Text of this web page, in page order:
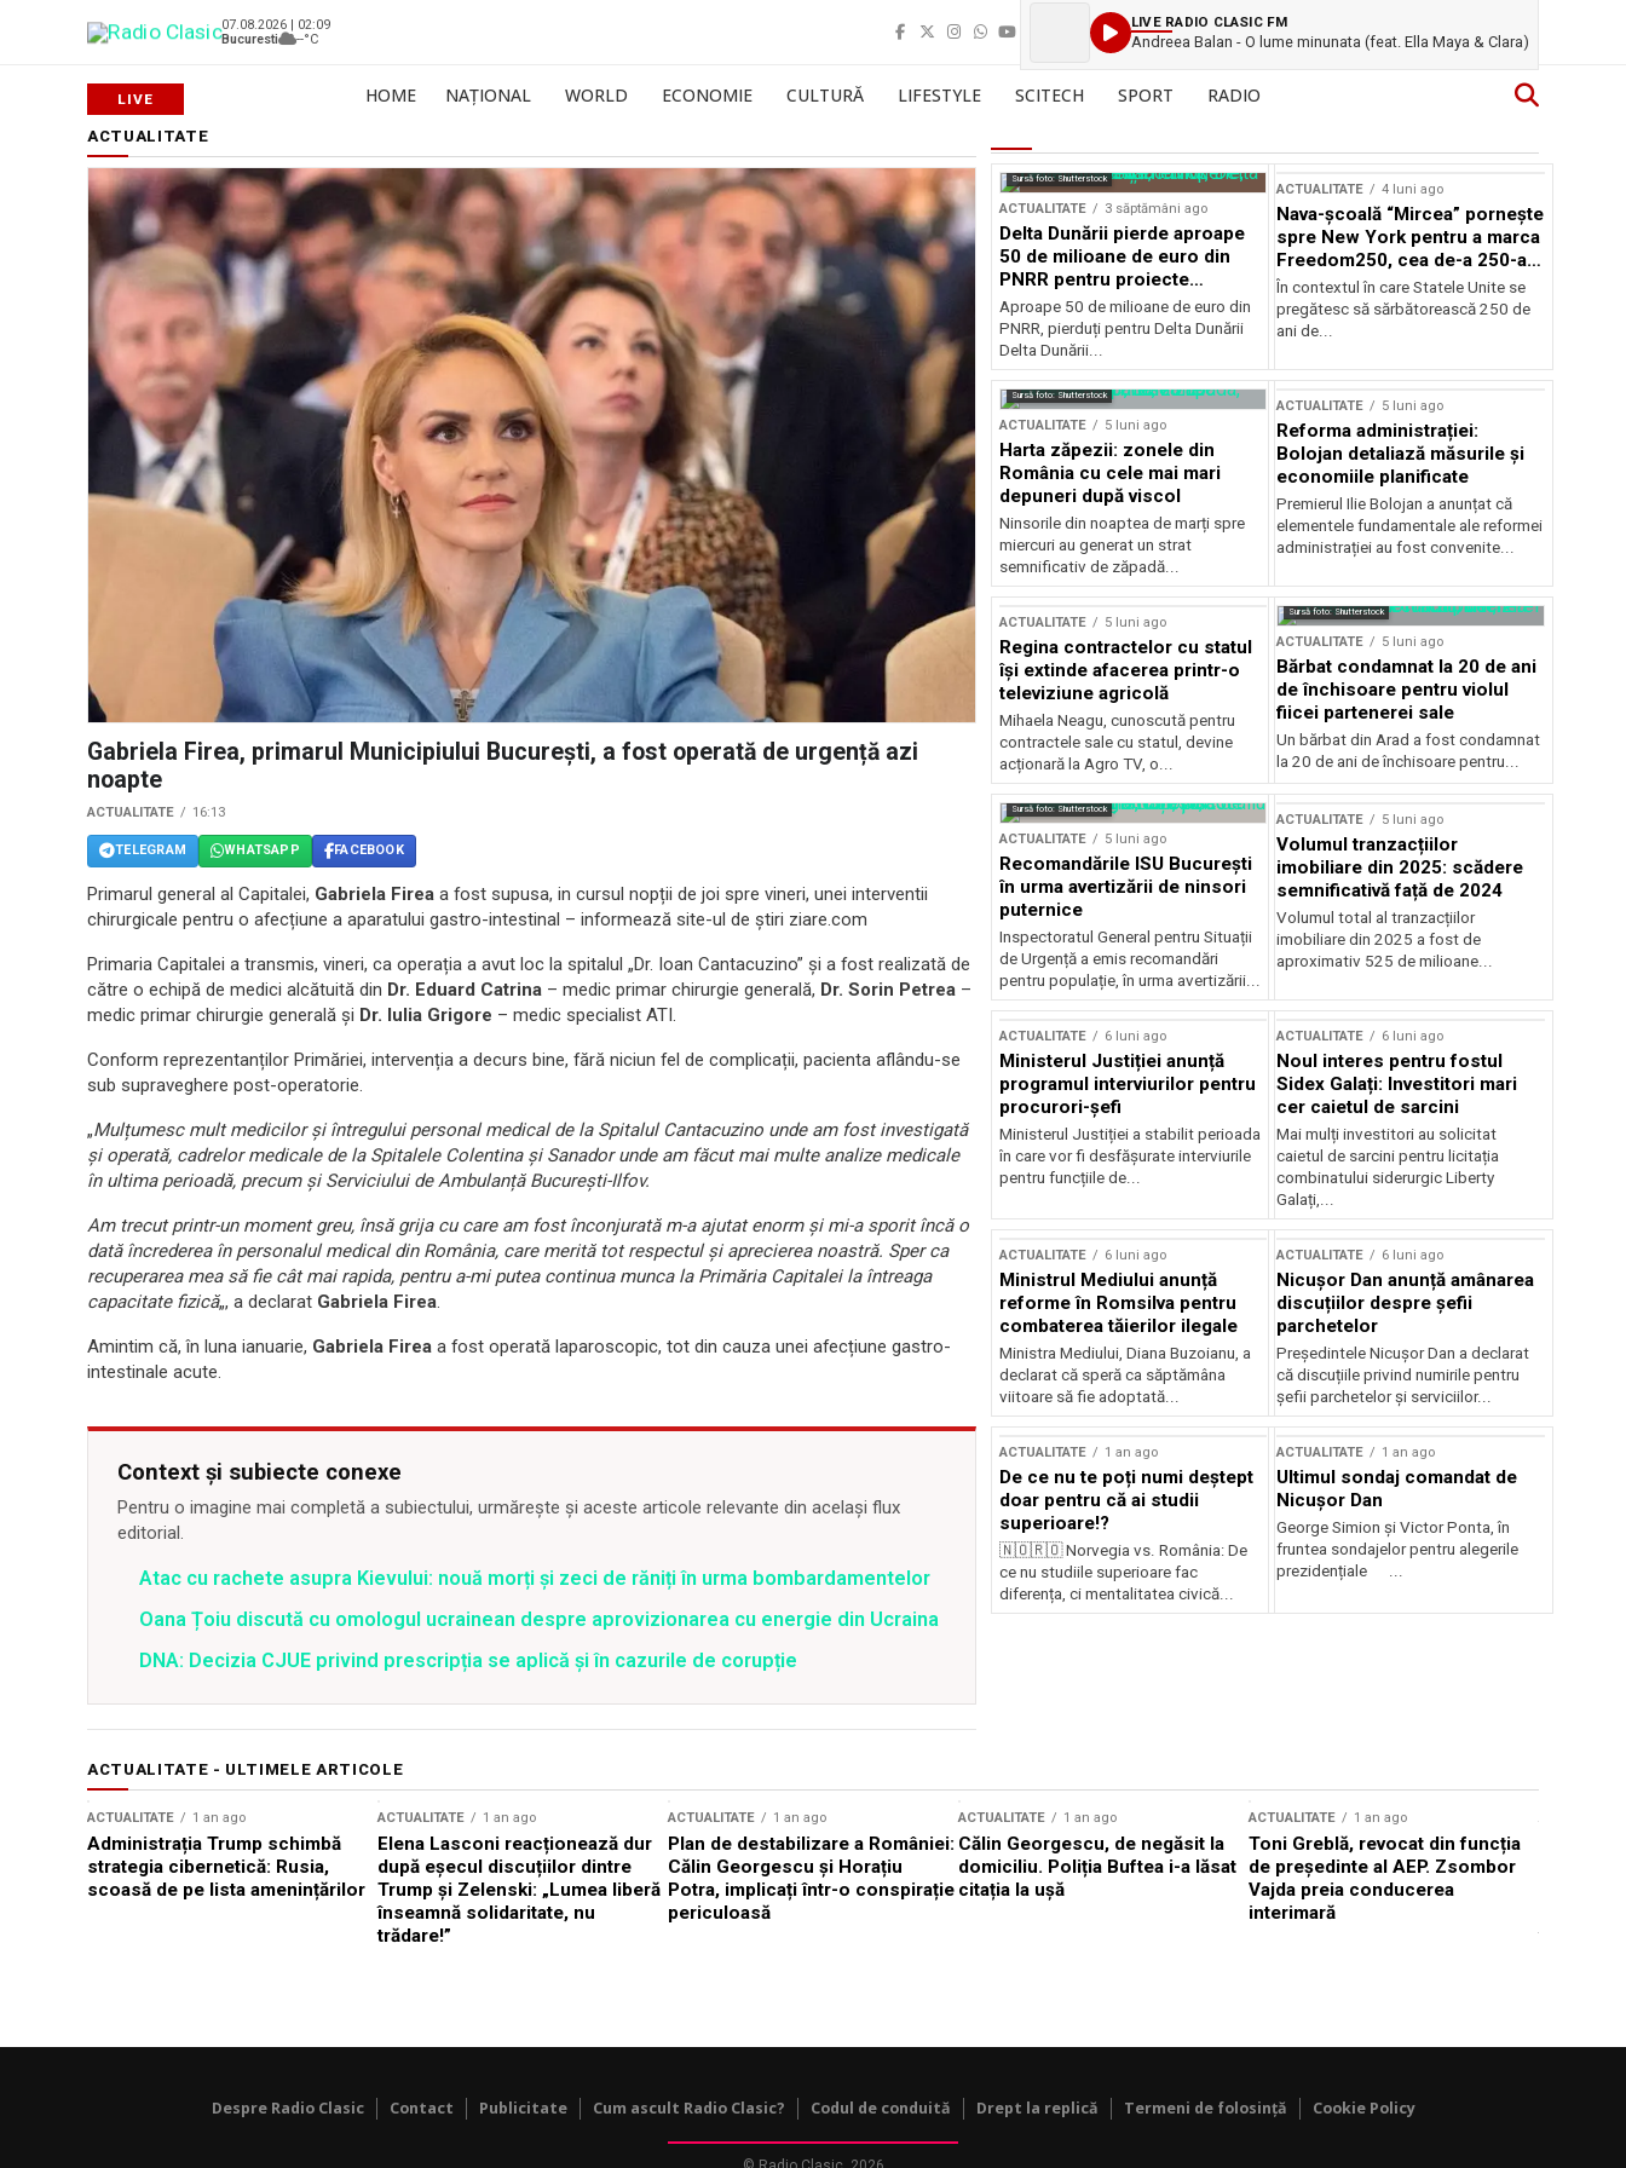
07.08.2026 | 02:09
Bucuresti
--°C
LIVE RADIO CLASIC FM
Andreea Balan - O lume minunata (feat. Ella Maya & Clara)
HOME NAȚIONAL WORLD ECONOMIE CULTURĂ LIFESTYLE SCITECH SPORT RADIO
ACTUALITATE
Gabriela Firea, primarul Municipiului București, a fost operată de urgență azi
noapte
ACTUALITATE 16:13
TELEGRAM WHATSAPP FACEBOOK
Primarul general al Capitalei, Gabriela Firea a fost supusa, in cursul nopții de joi spre vineri, unei interventii
chirurgicale pentru o afecțiune a aparatului gastro-intestinal – informează site-ul de știri ziare.com
Primaria Capitalei a transmis, vineri, ca operația a avut loc la spitalul „Dr. Ioan Cantacuzino” și a fost realizată de
către o echipă de medici alcătuită din Dr. Eduard Catrina – medic primar chirurgie generală, Dr. Sorin Petrea –
medic primar chirurgie generală și Dr. Iulia Grigore – medic specialist ATI.
Conform reprezentanților Primăriei, intervenția a decurs bine, fără niciun fel de complicații, pacienta aflându-se
sub supraveghere post-operatorie.
„Mulțumesc mult medicilor și întregului personal medical de la Spitalul Cantacuzino unde am fost investigată
și operată, cadrelor medicale de la Spitalele Colentina și Sanador unde am făcut mai multe analize medicale
în ultima perioadă, precum și Serviciului de Ambulanță București-Ilfov.
Am trecut printr-un moment greu, însă grija cu care am fost înconjurată m-a ajutat enorm și mi-a sporit încă o
dată încrederea în personalul medical din România, care merită tot respectul și aprecierea noastră. Sper ca
recuperarea mea să fie cât mai rapida, pentru a-mi putea continua munca la Primăria Capitalei la întreaga
capacitate fizică„, a declarat Gabriela Firea.
Amintim că, în luna ianuarie, Gabriela Firea a fost operată laparoscopic, tot din cauza unei afecțiune gastro-
intestinale acute.
Context și subiecte conexe
Pentru o imagine mai completă a subiectului, urmărește și aceste articole relevante din același flux
editorial.
Atac cu rachete asupra Kievului: nouă morți și zeci de răniți în urma bombardamentelor
Oana Țoiu discută cu omologul ucrainean despre aprovizionarea cu energie din Ucraina
DNA: Decizia CJUE privind prescripția se aplică și în cazurile de corupție
Sursă foto: Shutterstock
ACTUALITATE 3 săptămâni ago
Delta Dunării pierde aproape
50 de milioane de euro din
PNRR pentru proiecte
esențiale
Aproape 50 de milioane de euro din
PNRR, pierduți pentru Delta Dunării
Delta Dunării...
ACTUALITATE 4 luni ago
Nava-școală “Mircea” pornește
spre New York pentru a marca
Freedom250, cea de-a 250-a
aniversare a Statelor Unite
În contextul în care Statele Unite se
pregătesc să sărbătorească 250 de
ani de...
Sursă foto: Shutterstock
ACTUALITATE 5 luni ago
Harta zăpezii: zonele din
România cu cele mai mari
depuneri după viscol
Ninsorile din noaptea de marți spre
miercuri au generat un strat
semnificativ de zăpadă...
ACTUALITATE 5 luni ago
Reforma administrației:
Bolojan detaliază măsurile și
economiile planificate
Premierul Ilie Bolojan a anunțat că
elementele fundamentale ale reformei
administrației au fost convenite...
ACTUALITATE 5 luni ago
Regina contractelor cu statul
își extinde afacerea printr-o
televiziune agricolă
Mihaela Neagu, cunoscută pentru
contractele sale cu statul, devine
acționară la Agro TV, o...
Sursă foto: Shutterstock
ACTUALITATE 5 luni ago
Bărbat condamnat la 20 de ani
de închisoare pentru violul
fiicei partenerei sale
Un bărbat din Arad a fost condamnat
la 20 de ani de închisoare pentru...
Sursă foto: Shutterstock
ACTUALITATE 5 luni ago
Recomandările ISU București
în urma avertizării de ninsori
puternice
Inspectoratul General pentru Situații
de Urgență a emis recomandări
pentru populație, în urma avertizării...
ACTUALITATE 5 luni ago
Volumul tranzacțiilor
imobiliare din 2025: scădere
semnificativă față de 2024
Volumul total al tranzacțiilor
imobiliare din 2025 a fost de
aproximativ 525 de milioane...
ACTUALITATE 6 luni ago
Ministerul Justiției anunță
programul interviurilor pentru
procurori-șefi
Ministerul Justiției a stabilit perioada
în care vor fi desfășurate interviurile
pentru funcțiile de...
ACTUALITATE 6 luni ago
Noul interes pentru fostul
Sidex Galați: Investitori mari
cer caietul de sarcini
Mai mulți investitori au solicitat
caietul de sarcini pentru licitația
combinatului siderurgic Liberty
Galați,...
ACTUALITATE 6 luni ago
Ministrul Mediului anunță
reforme în Romsilva pentru
combaterea tăierilor ilegale
Ministra Mediului, Diana Buzoianu, a
declarat că speră ca săptămâna
viitoare să fie adoptată...
ACTUALITATE 6 luni ago
Nicușor Dan anunță amânarea
discuțiilor despre șefii
parchetelor
Președintele Nicușor Dan a declarat
că discuțiile privind numirile pentru
șefii parchetelor și serviciilor...
ACTUALITATE 1 an ago
De ce nu te poți numi deștept
doar pentru că ai studii
superioare!?
🇳🇴🇷🇴 Norvegia vs. România: De
ce nu studiile superioare fac
diferența, ci mentalitatea civică...
ACTUALITATE 1 an ago
Ultimul sondaj comandat de
Nicușor Dan
George Simion și Victor Ponta, în
fruntea sondajelor pentru alegerile
prezidențiale ...
ACTUALITATE - ULTIMELE ARTICOLE
ACTUALITATE 1 an ago
Administrația Trump schimbă
strategia cibernetică: Rusia,
scoasă de pe lista amenințărilor
ACTUALITATE 1 an ago
Elena Lasconi reacționează dur
după eșecul discuțiilor dintre
Trump și Zelenski: „Lumea liberă
înseamnă solidaritate, nu
trădare!”
ACTUALITATE 1 an ago
Plan de destabilizare a României:
Călin Georgescu și Horațiu
Potra, implicați într-o conspirație
periculoasă
ACTUALITATE 1 an ago
Călin Georgescu, de negăsit la
domiciliu. Poliția Buftea i-a lăsat
citația la ușă
ACTUALITATE 1 an ago
Toni Greblă, revocat din funcția
de președinte al AEP. Zsombor
Vajda preia conducerea
interimară
Despre Radio Clasic Contact Publicitate Cum ascult Radio Clasic? Codul de conduită Drept la replică Termeni de folosință Cookie Policy